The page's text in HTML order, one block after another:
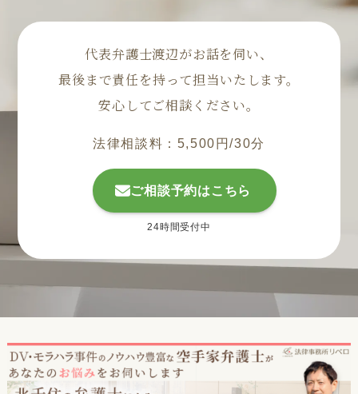
代表弁護士渡辺がお話を伺い、
最後まで責任を持って担当いたします。
安心してご相談ください。
法律相談料：5,500円/30分
ご相談予約はこちら
24時間受付中